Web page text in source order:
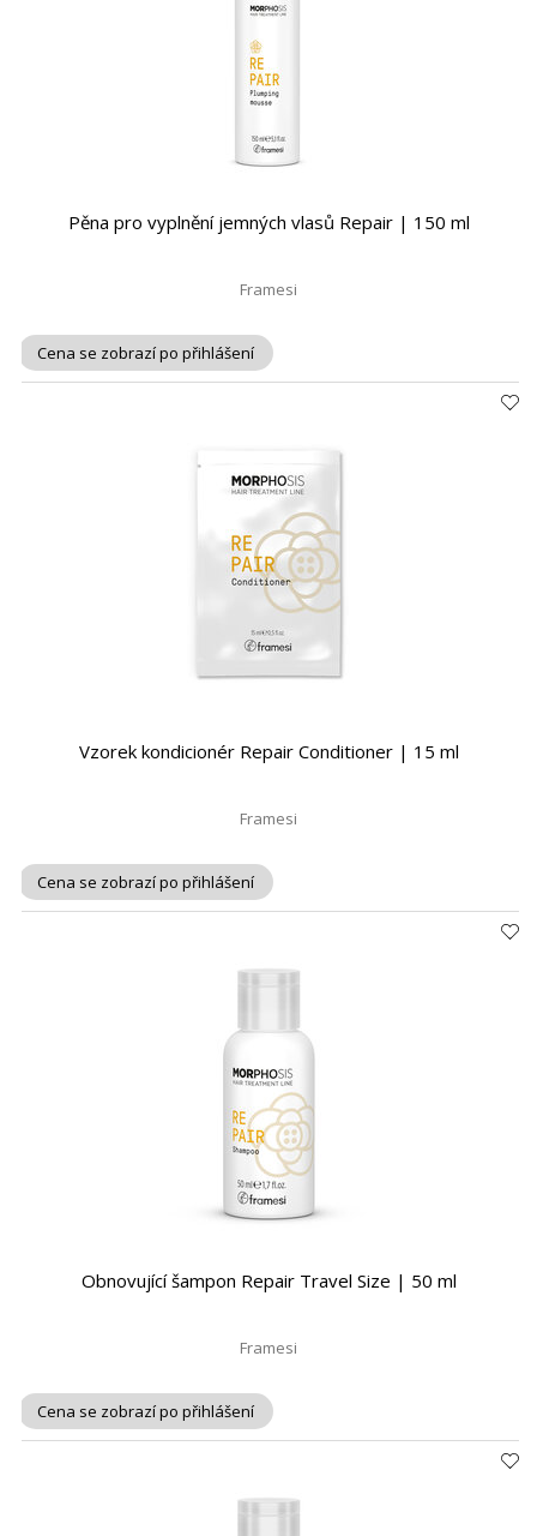
Pěna pro vyplnění jemných vlasů Repair | 150 ml
Framesi
Cena se zobrazí po přihlášení
Vzorek kondicionér Repair Conditioner | 15 ml
Framesi
Cena se zobrazí po přihlášení
Obnovující šampon Repair Travel Size | 50 ml
Framesi
Cena se zobrazí po přihlášení